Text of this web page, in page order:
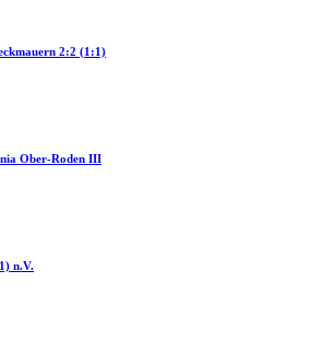
2:2 (1:1)
Ober-Roden III
n.V.